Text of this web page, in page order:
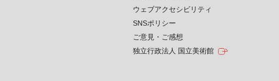
ウェブアクセシビリティ
SNSポリシー
ご意見・ご感想
独立行政法人 国立美術館